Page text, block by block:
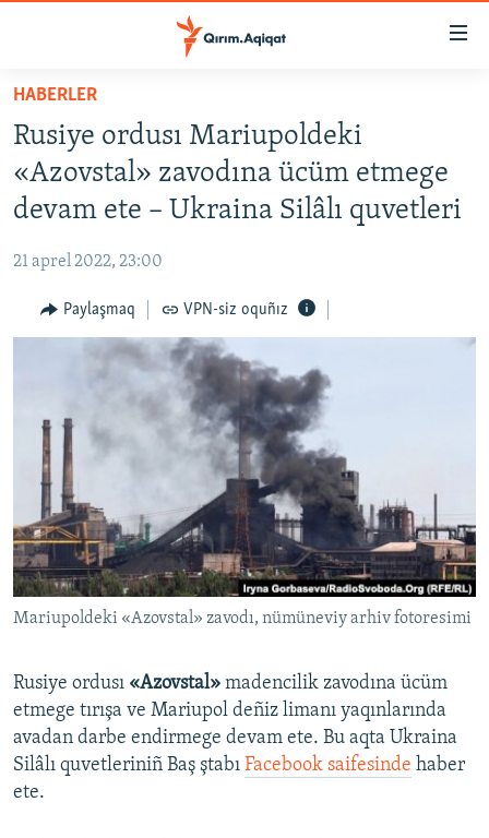
Esas
qaytmaq
Baş
navigatsiyağa
qaytmaq
Qıdıruvğa
qaytmaq
SİYASET
İQTİSADİYAT
MEDENİYET
İNSAN AQLARI
BLOGLAR
FİKİR
Русский
Українською
QOŞULIÑIZ!
RFE/RS bütün saytları
HABERLER
Rusiye ordusı Mariupoldeki
«Azovstal» zavodına ücüm etmege
devam ete – Ukraina Silâlı quvetleri
21 aprel 2022, 23:00
Paylaşmaq VPN-siz oquñız
Mariupoldeki «Azovstal» zavodı, nümüneviy arhiv fotoresimi
Rusiye ordusı «Azovstal» madencilik zavodına ücüm
etmege tırışa ve Mariupol deñiz limanı yaqınlarında
avadan darbe endirmege devam ete. Bu aqta Ukraina
Silâlı quvetleriniñ Baş ştabı Facebook saifesinde haber
ete.